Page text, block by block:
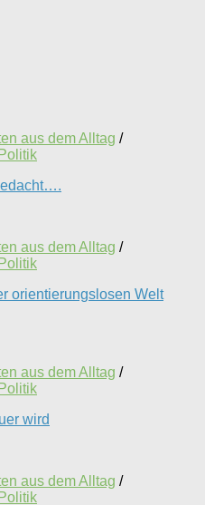
aus dem Alltag /
aus dem Alltag /
orientierungslosen Welt
aus dem Alltag /
wird
aus dem Alltag /